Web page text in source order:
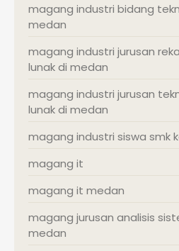
magang industri bidang
medan
magang industri jurusan
lunak di medan
magang industri jurusan
lunak di medan
magang industri siswa smk
magang it
magang it medan
magang jurusan analisis
medan